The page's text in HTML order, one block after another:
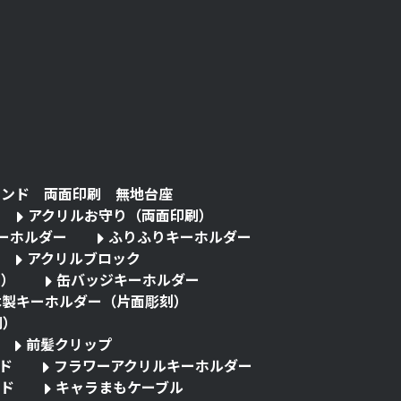
ンド 両面印刷 無地台座
アクリルお守り（両面印刷）
ホルダー
ふりふりキーホルダー
アクリルブロック
缶バッジキーホルダー
キーホルダー（片面彫刻）
前髪クリップ
フラワーアクリルキーホルダー
キャラまもケーブル